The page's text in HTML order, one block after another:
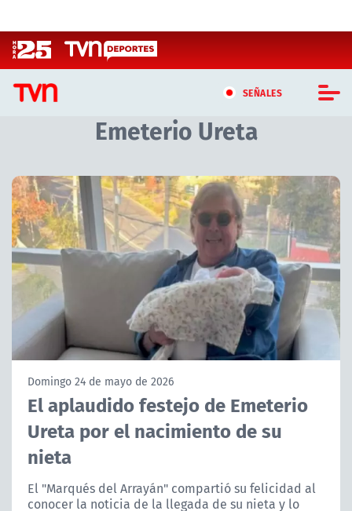
SEÑALES
CASTING MASTERCHEF CHILE
CASTING TVN VERTICAL
TVN VERTICAL
TVN PLAY
PROGRAMAS
TELESERIES
ACTUALIDAD Y TENDENCIAS
CORPORATIVO Y TRANSPARENCIA
CANAL DE DENUNCIAS
Emeterio Ureta
Artículos relacionados con Emeterio Ureta
Domingo 24 de mayo de 2026
El aplaudido festejo de Emeterio
Ureta por el nacimiento de su
nieta
El "Marqués del Arrayán" compartió su felicidad al
conocer la noticia de la llegada de su nieta y lo